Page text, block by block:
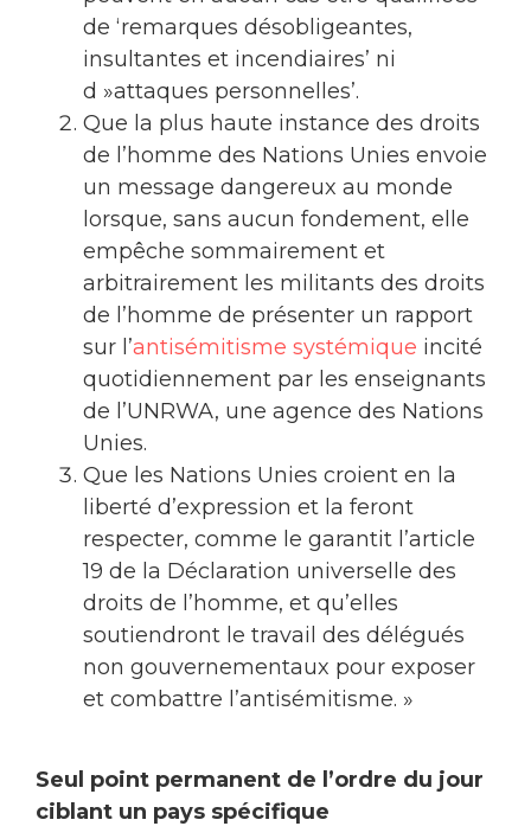
de ‘remarques désobligeantes,
insultantes et incendiaires’ ni
d »attaques personnelles’.
Que la plus haute instance des droits
de l’homme des Nations Unies envoie
un message dangereux au monde
lorsque, sans aucun fondement, elle
empêche sommairement et
arbitrairement les militants des droits
de l’homme de présenter un rapport
sur l’antisémitisme systémique incité
quotidiennement par les enseignants
de l’UNRWA, une agence des Nations
Unies.
Que les Nations Unies croient en la
liberté d’expression et la feront
respecter, comme le garantit l’article
19 de la Déclaration universelle des
droits de l’homme, et qu’elles
soutiendront le travail des délégués
non gouvernementaux pour exposer
et combattre l’antisémitisme. »
Seul point permanent de l’ordre du jour
ciblant un pays spécifique